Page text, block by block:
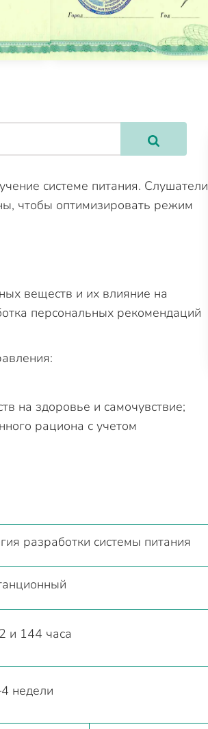
системе питания. Слушатели
чтобы оптимизировать режим
веществ и их влияние на
персональных рекомендаций
на здоровье и самочувствие;
рациона с учетом
разработки системы питания
и 144 часа
недели